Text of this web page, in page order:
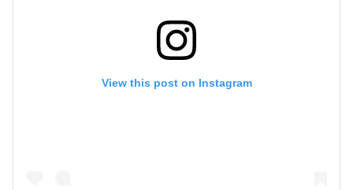
View this post on Instagram